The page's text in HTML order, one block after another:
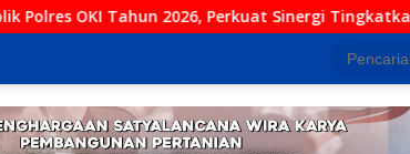
Sinergi Tingkatkan Pelayanan Masyarakat